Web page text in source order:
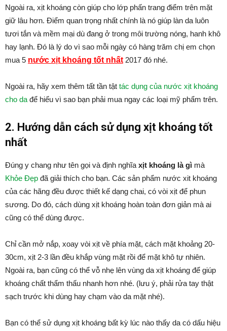
Ngoài ra, xịt khoáng còn giúp cho lớp phấn trang điểm trên mặt
giữ lâu hơn. Điểm quan trọng nhất chính là nó giúp làn da luôn
tươi tắn và mềm mại dù đang ở trong môi trường nóng, hanh khô
hay lạnh. Đó là lý do vì sao mỗi ngày có hàng trăm chị em chọn
mua 5 nước xịt khoáng tốt nhất 2017 đó nhé.
Ngoài ra, hãy xem thêm tất tần tật tác dụng của nước xịt khoáng
cho da để hiểu vì sao bạn phải mua ngay các loại mỹ phẩm trên.
2. Hướng dẫn cách sử dụng xịt khoáng tốt
nhất
Đúng y chang như tên gọi và định nghĩa xịt khoáng là gì mà
Khỏe Đẹp đã giải thích cho bạn. Các sản phẩm nước xit khoáng
của các hãng đều được thiết kế dạng chai, có vòi xịt để phun
sương. Do đó, cách dùng xịt khoáng hoàn toàn đơn giản mà ai
cũng có thể dùng được.
Chỉ cần mở nắp, xoay vòi xịt về phía mặt, cách mặt khoảng 20-
30cm, xịt 2-3 lần đều khắp vùng mặt rồi để mặt khô tự nhiên.
Ngoài ra, bạn cũng có thể vỗ nhẹ lên vùng da xịt khoáng để giúp
khoáng chất thẩm thấu nhanh hơn nhé. (lưu ý, phải rửa tay thật
sạch trước khi dùng hay chạm vào da mặt nhé).
Bạn có thể sử dụng xịt khoáng bất kỳ lúc nào thấy da có dấu hiệu